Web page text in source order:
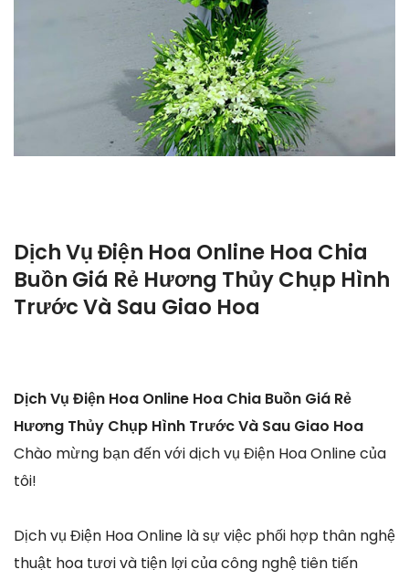
Dịch Vụ Điện Hoa Online Hoa Chia
Buồn Giá Rẻ Hương Thủy Chụp Hình
Trước Và Sau Giao Hoa
Dịch Vụ Điện Hoa Online Hoa Chia Buồn Giá Rẻ
Hương Thủy Chụp Hình Trước Và Sau Giao Hoa
Chào mừng bạn đến với dịch vụ Điện Hoa Online của
tôi!
Dịch vụ Điện Hoa Online là sự việc phối hợp thân nghệ
thuật hoa tươi và tiện lợi của công nghệ tiên tiến